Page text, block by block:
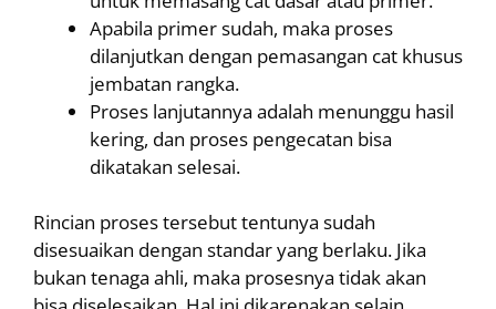
Apabila primer sudah, maka proses
dilanjutkan dengan pemasangan cat khusus
jembatan rangka.
Proses lanjutannya adalah menunggu hasil
kering, dan proses pengecatan bisa
dikatakan selesai.
Rincian proses tersebut tentunya sudah
disesuaikan dengan standar yang berlaku. Jika
bukan tenaga ahli, maka prosesnya tidak akan